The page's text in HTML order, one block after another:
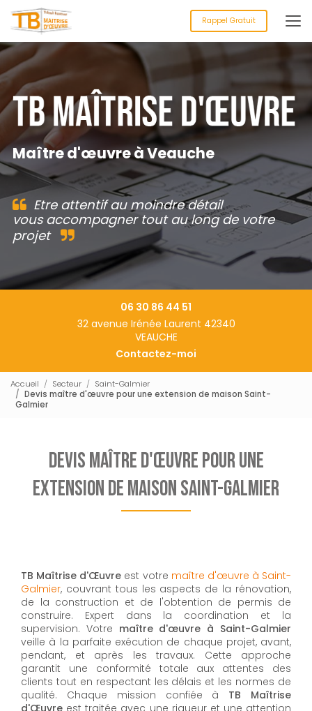
au
contenu
principal
Rappel Gratuit
Maître d'œuvre à Veauche
Etre attentif au moindre détail
vous accompagner tout au long de votre
projet
06 30 86 44 51
32 avenue Irénée Laurent 42340
VEAUCHE
Contactez-moi
Accueil Secteur
Saint-Galmier
Devis maître d'œuvre pour une extension de maison Saint-
Galmier
Devis maître d'œuvre pour une
extension de maison Saint-Galmier
TB Maîtrise d'Œuvre est votre maître d'œuvre à Saint-
Galmier, couvrant tous les aspects de la rénovation,
de la construction et de l'obtention de permis de
construire. Expert dans la coordination et la
supervision. Votre maître d'œuvre à Saint-Galmier
veille à la parfaite exécution de chaque projet, avant,
pendant, et après les travaux. Cette approche
garantit une conformité totale aux attentes des
clients tout en respectant les délais et les normes de
qualité. Chaque mission confiée à TB Maîtrise
d'Œuvre est traitée avec une rigueur et une attention